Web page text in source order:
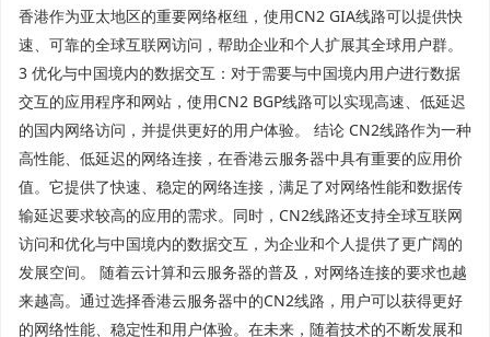
香港作为亚太地区的重要网络枢纽，使用CN2 GIA线路可以提供快
速、可靠的全球互联网访问，帮助企业和个人扩展其全球用户群。
3 优化与中国境内的数据交互：对于需要与中国境内用户进行数据
交互的应用程序和网站，使用CN2 BGP线路可以实现高速、低延迟
的国内网络访问，并提供更好的用户体验。 结论 CN2线路作为一种
高性能、低延迟的网络连接，在香港云服务器中具有重要的应用价
值。它提供了快速、稳定的网络连接，满足了对网络性能和数据传
输延迟要求较高的应用的需求。同时，CN2线路还支持全球互联网
访问和优化与中国境内的数据交互，为企业和个人提供了更广阔的
发展空间。 随着云计算和云服务器的普及，对网络连接的要求也越
来越高。通过选择香港云服务器中的CN2线路，用户可以获得更好
的网络性能、稳定性和用户体验。在未来，随着技术的不断发展和